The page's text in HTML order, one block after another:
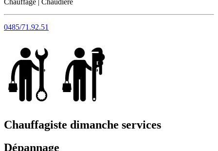
0485/71.92.51
Chauffagiste dimanche services
Dépannage